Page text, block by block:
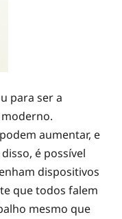
para ser a
aumentar, e
é possível
dispositivos
que todos falem
mesmo que